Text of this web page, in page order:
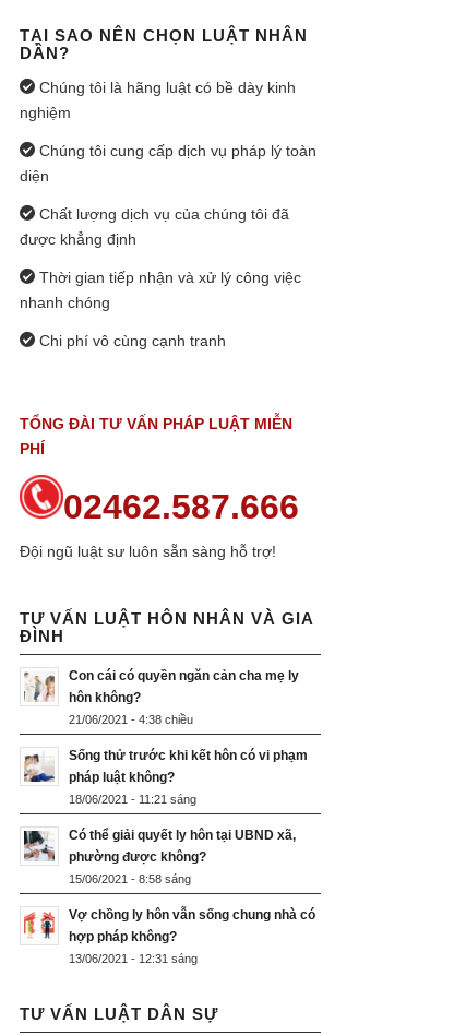
TẠI SAO NÊN CHỌN LUẬT NHÂN
DÂN?
Chúng tôi là hãng luật có bề dày kinh
nghiệm
Chúng tôi cung cấp dịch vụ pháp lý toàn
diện
Chất lượng dịch vụ của chúng tôi đã
được khẳng định
Thời gian tiếp nhận và xử lý công việc
nhanh chóng
Chi phí vô cùng cạnh tranh
TỔNG ĐÀI TƯ VẤN PHÁP LUẬT MIỄN
PHÍ
02462.587.666
Đội ngũ luật sư luôn sẵn sàng hỗ trợ!
TƯ VẤN LUẬT HÔN NHÂN VÀ GIA
ĐÌNH
Con cái có quyền ngăn cản cha mẹ ly
hôn không?
21/06/2021 - 4:38 chiều
Sống thử trước khi kết hôn có vi phạm
pháp luật không?
18/06/2021 - 11:21 sáng
Có thể giải quyết ly hôn tại UBND xã,
phường được không?
15/06/2021 - 8:58 sáng
Vợ chồng ly hôn vẫn sống chung nhà có
hợp pháp không?
13/06/2021 - 12:31 sáng
TƯ VẤN LUẬT DÂN SỰ